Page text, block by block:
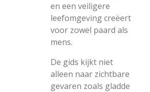
en een veiligere
leefomgeving creëert
voor zowel paard als
mens.
De gids kijkt niet
alleen naar zichtbare
gevaren zoals gladde